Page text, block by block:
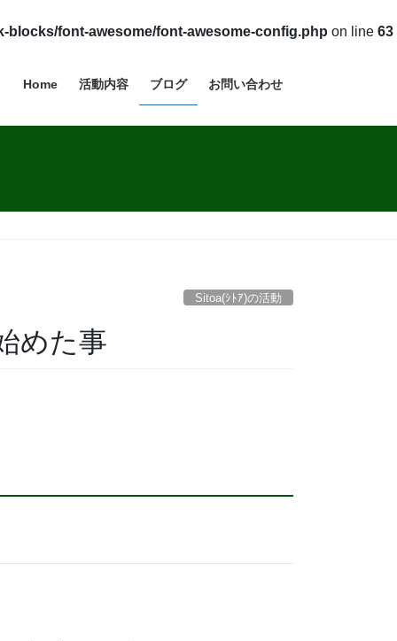
font-awesome/font-awesome-config.php on line 63
Home 活動内容 ブログ お問い合わせ
Sitoa(ｼﾄｱ)の活動
めた事